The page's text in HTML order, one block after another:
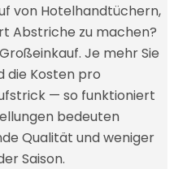
von Hotelhandtüchern,
Abstriche zu machen?
Je mehr Sie
die Kosten pro
— so funktioniert
bedeuten
Qualität und weniger
Saison.